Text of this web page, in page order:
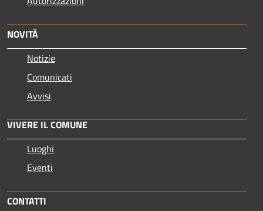
NOVITÀ
Notizie
Comunicati
Avvisi
VIVERE IL COMUNE
Luoghi
Eventi
CONTATTI